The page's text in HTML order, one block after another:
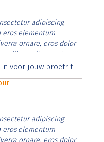
adipiscing
eros elementum
ornare, eros dolor
libero vitae erat.
id rutrum lorem
voor jouw proefrit
adipiscing
eros elementum
ornare, eros dolor